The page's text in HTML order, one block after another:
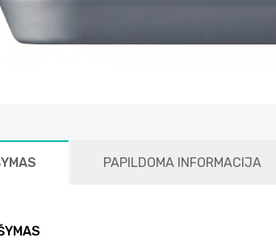
PAPILDOMA INFORMACIJA